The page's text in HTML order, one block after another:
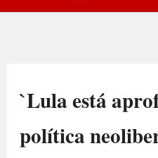
`Lula está
política